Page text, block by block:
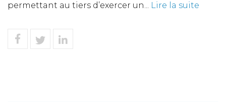
permettant au tiers d’exercer un... Lire la suite